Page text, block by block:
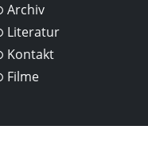
Archiv
Literatur
Kontakt
Filme